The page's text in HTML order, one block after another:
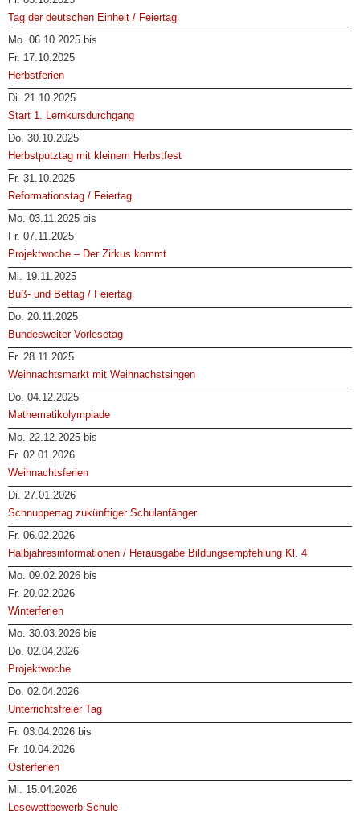
Tag der deutschen Einheit / Feiertag
Mo. 06.10.2025 bis
Fr. 17.10.2025
Herbstferien
Di. 21.10.2025
Start 1. Lernkursdurchgang
Do. 30.10.2025
Herbstputztag mit kleinem Herbstfest
Fr. 31.10.2025
Reformationstag / Feiertag
Mo. 03.11.2025 bis
Fr. 07.11.2025
Projektwoche – Der Zirkus kommt
Mi. 19.11.2025
Buß- und Bettag / Feiertag
Do. 20.11.2025
Bundesweiter Vorlesetag
Fr. 28.11.2025
Weihnachtsmarkt mit Weihnachstsingen
Do. 04.12.2025
Mathematikolympiade
Mo. 22.12.2025 bis
Fr. 02.01.2026
Weihnachtsferien
Di. 27.01.2026
Schnuppertag zukünftiger Schulanfänger
Fr. 06.02.2026
Halbjahresinformationen / Herausgabe Bildungsempfehlung Kl. 4
Mo. 09.02.2026 bis
Fr. 20.02.2026
Winterferien
Mo. 30.03.2026 bis
Do. 02.04.2026
Projektwoche
Do. 02.04.2026
Unterrichtsfreier Tag
Fr. 03.04.2026 bis
Fr. 10.04.2026
Osterferien
Mi. 15.04.2026
Lesewettbewerb Schule